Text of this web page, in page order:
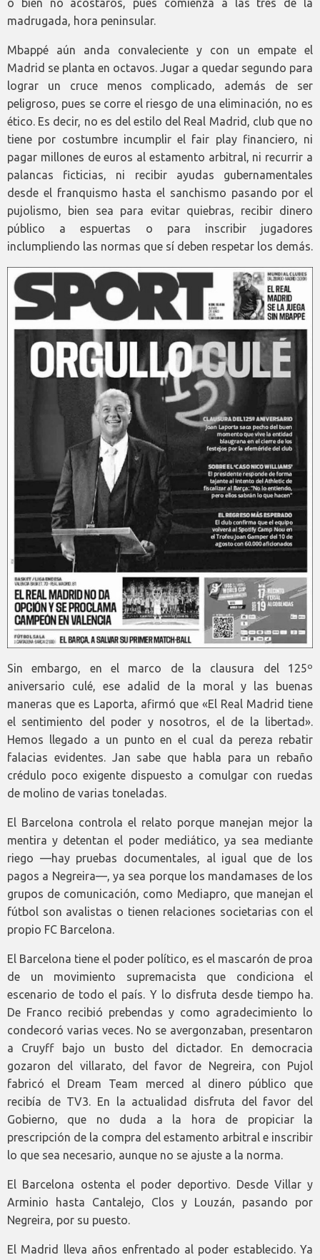
o bien no acostaros, pues comienza a las tres de la
madrugada, hora peninsular.
Mbappé aún anda convaleciente y con un empate el
Madrid se planta en octavos. Jugar a quedar segundo para
lograr un cruce menos complicado, además de ser
peligroso, pues se corre el riesgo de una eliminación, no es
ético. Es decir, no es del estilo del Real Madrid, club que no
tiene por costumbre incumplir el fair play financiero, ni
pagar millones de euros al estamento arbitral, ni recurrir a
palancas ficticias, ni recibir ayudas gubernamentales
desde el franquismo hasta el sanchismo pasando por el
pujolismo, bien sea para evitar quiebras, recibir dinero
público a espuertas o para inscribir jugadores
inclumpliendo las normas que sí deben respetar los demás.
Sin embargo, en el marco de la clausura del 125º
aniversario culé, ese adalid de la moral y las buenas
maneras que es Laporta, afirmó que «El Real Madrid tiene
el sentimiento del poder y nosotros, el de la libertad».
Hemos llegado a un punto en el cual da pereza rebatir
falacias evidentes. Jan sabe que habla para un rebaño
crédulo poco exigente dispuesto a comulgar con ruedas
de molino de varias toneladas.
El Barcelona controla el relato porque manejan mejor la
mentira y detentan el poder mediático, ya sea mediante
riego —hay pruebas documentales, al igual que de los
pagos a Negreira—, ya sea porque los mandamases de los
grupos de comunicación, como Mediapro, que manejan el
fútbol son avalistas o tienen relaciones societarias con el
propio FC Barcelona.
El Barcelona tiene el poder político, es el mascarón de proa
de un movimiento supremacista que condiciona el
escenario de todo el país. Y lo disfruta desde tiempo ha.
De Franco recibió prebendas y como agradecimiento lo
condecoró varias veces. No se avergonzaban, presentaron
a Cruyff bajo un busto del dictador. En democracia
gozaron del villarato, del favor de Negreira, con Pujol
fabricó el Dream Team merced al dinero público que
recibía de TV3. En la actualidad disfruta del favor del
Gobierno, que no duda a la hora de propiciar la
prescripción de la compra del estamento arbitral e inscribir
lo que sea necesario, aunque no se ajuste a la norma.
El Barcelona ostenta el poder deportivo. Desde Villar y
Arminio hasta Cantalejo, Clos y Louzán, pasando por
Negreira, por su puesto.
El Madrid lleva años enfrentado al poder establecido. Ya